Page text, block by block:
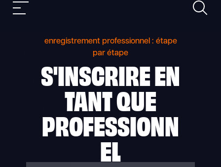
SkipNav
enregistrement professionnel : étape
par étape
S'INSCRIRE EN
TANT QUE
PROFESSIONN
EL